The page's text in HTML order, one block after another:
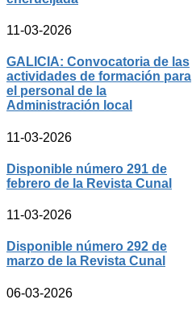
11-03-2026
GALICIA: Convocatoria de las
actividades de formación para
el personal de la
Administración local
11-03-2026
Disponible número 291 de
febrero de la Revista Cunal
11-03-2026
Disponible número 292 de
marzo de la Revista Cunal
06-03-2026